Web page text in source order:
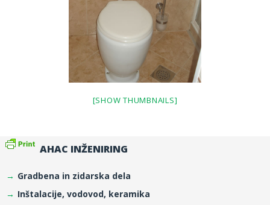
[SHOW THUMBNAILS]
AHAC INŽENIRING
Gradbena in zidarska dela
Inštalacije, vodovod, keramika